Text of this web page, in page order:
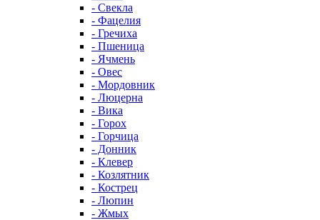
- Свекла
- Фацелия
- Гречиха
- Пшеница
- Ячмень
- Овес
- Мордовник
- Люцерна
- Вика
- Горох
- Горчица
- Донник
- Клевер
- Козлятник
- Кострец
- Люпин
- Жмых